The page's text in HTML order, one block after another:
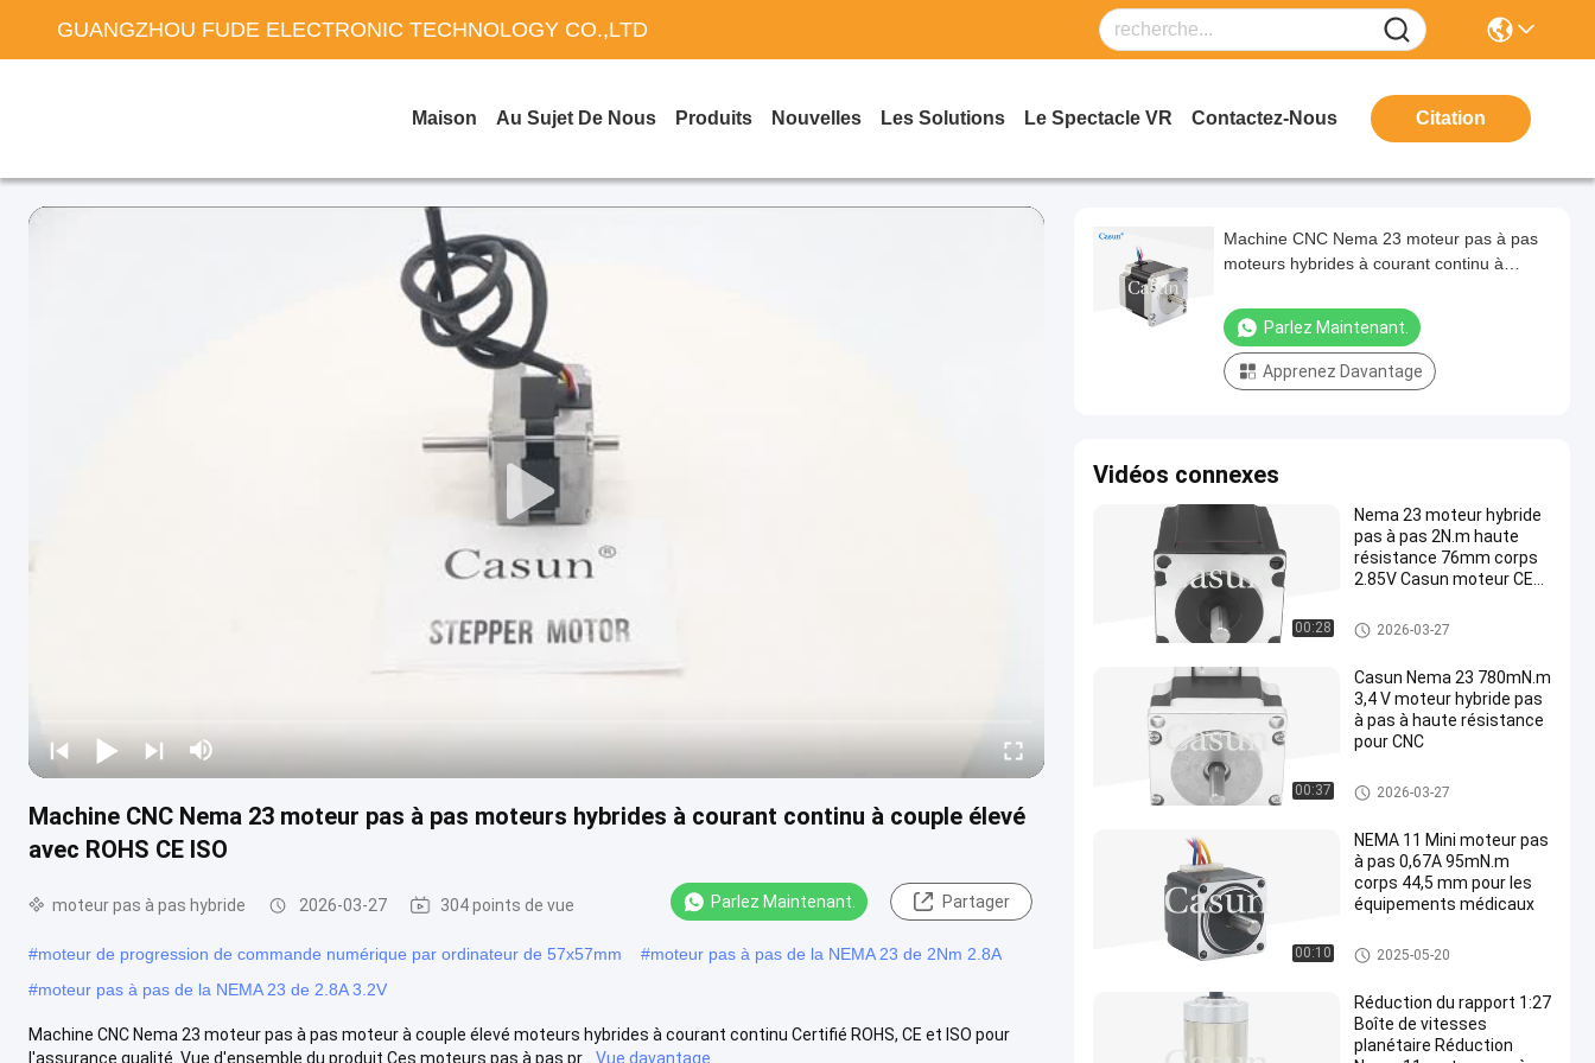
GUANGZHOU FUDE ELECTRONIC TECHNOLOGY CO.,LTD
Maison Au Sujet De Nous Produits Nouvelles Les Solutions Le Spectacle VR Contactez-Nous Citation
Machine CNC Nema 23 moteur pas à pas moteurs hybrides à courant continu à couple élevé
avec ROHS CE ISO
moteur pas à pas hybride 2026-03-27 304 points de vue Parlez Maintenant. Partager
#moteur de progression de commande numérique par ordinateur de 57x57mm #moteur pas à pas de la NEMA 23 de 2Nm 2.8A
#moteur pas à pas de la NEMA 23 de 2.8A 3.2V
Machine CNC Nema 23 moteur pas à pas moteur à couple élevé moteurs hybrides à courant continu Certifié ROHS, CE et ISO pour
l'assurance qualité. Vue d'ensemble du produit Ces moteurs pas à pas pr...
Vue davantage
Machine CNC Nema 23 moteur pas à pas
moteurs hybrides à courant continu à
Parlez Maintenant.
Apprenez Davantage
Vidéos connexes
00:28
Nema 23 moteur hybride
pas à pas 2N.m haute
résistance 76mm corps
2.85V Casun moteur CE
moteur pas à pas nema 23
2026-03-27
00:37
Casun Nema 23 780mN.m
3,4 V moteur hybride pas
à pas à haute résistance
pour CNC
moteur pas à pas nema 23
2026-03-27
00:10
NEMA 11 Mini moteur pas
à pas 0,67A 95mN.m
corps 44,5 mm pour les
équipements médicaux
moteur pas à pas de la NEMA
11
2025-05-20
Réduction du rapport 1:27
Boîte de vitesses
planétaire Réduction